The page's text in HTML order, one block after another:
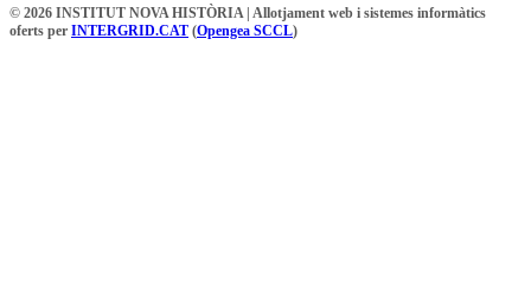
© 2026 INSTITUT NOVA HISTÒRIA | Allotjament web i sistemes informàtics
oferts per INTERGRID.CAT (Opengea SCCL)